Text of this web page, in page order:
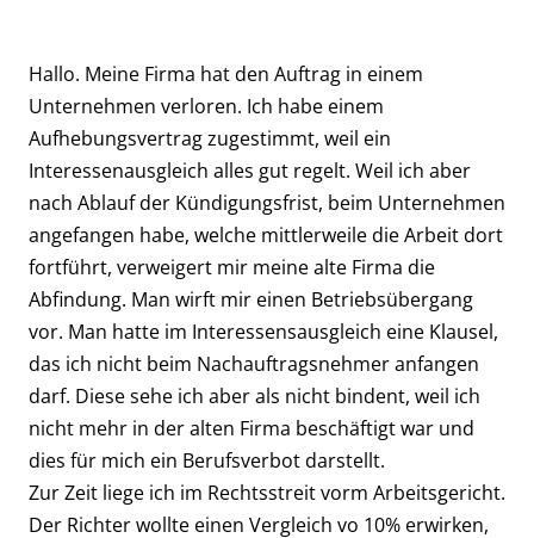
Hallo. Meine Firma hat den Auftrag in einem
Unternehmen verloren. Ich habe einem
Aufhebungsvertrag zugestimmt, weil ein
Interessenausgleich alles gut regelt. Weil ich aber
nach Ablauf der Kündigungsfrist, beim Unternehmen
angefangen habe, welche mittlerweile die Arbeit dort
fortführt, verweigert mir meine alte Firma die
Abfindung. Man wirft mir einen Betriebsübergang
vor. Man hatte im Interessensausgleich eine Klausel,
das ich nicht beim Nachauftragsnehmer anfangen
darf. Diese sehe ich aber als nicht bindent, weil ich
nicht mehr in der alten Firma beschäftigt war und
dies für mich ein Berufsverbot darstellt.
Zur Zeit liege ich im Rechtsstreit vorm Arbeitsgericht.
Der Richter wollte einen Vergleich vo 10% erwirken,